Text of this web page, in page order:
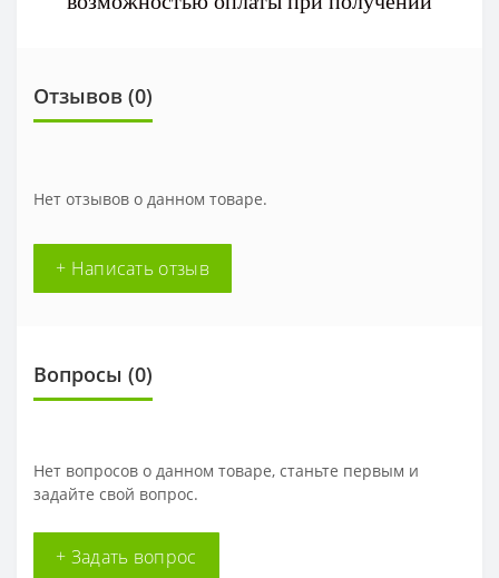
Отзывов (0)
Нет отзывов о данном товаре.
+ Написать отзыв
Вопросы (0)
Нет вопросов о данном товаре, станьте первым и
задайте свой вопрос.
+ Задать вопрос